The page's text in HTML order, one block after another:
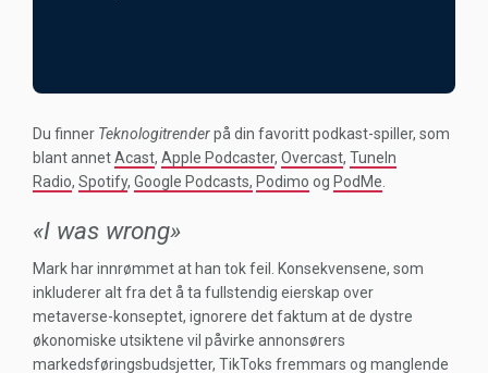
Du finner Teknologitrenderpå din favoritt podkast-spiller, som
blant annetAcast, Apple Podcaster, Overcast, TuneIn
Radio, Spotify, Google Podcasts, Podimo og PodMe
«I was wrong»
Mark har innrømmet at han tok feil. Konsekvensene, som
inkluderer alt fra det å ta fullstendig eierskap over
metaverse-konseptet, ignorere det faktum at de dystre
økonomiske utsiktene vil påvirke annonsørers
markedsføringsbudsjetter, TikToks fremmars og manglende